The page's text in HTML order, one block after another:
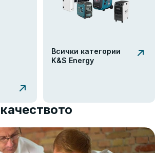
Всички категории
K&S Energy